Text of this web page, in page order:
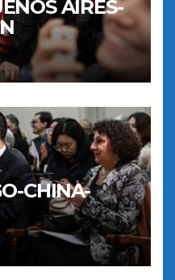
AIRES-
CHINA-